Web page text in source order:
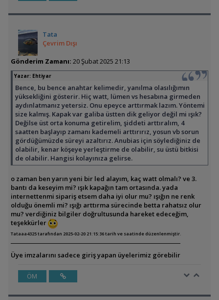
Tata
Çevrim Dışı
Gönderim Zamanı: 20 Şubat 2025 21:13
Yazar: Ehtiyar
Bence, bu bence anahtar kelimedir, yanılma olasılığımın
yüksekliğini gösterir. Hiç watt, lümen vs hesabına girmeden
aydınlatmanız yetersiz. Onu epeyce arttırmak lazım. Yöntemi
size kalmış. Kapak var galiba üstten dik geliyor değil mi ışık?
Değilse üst orta konuma getirelim, şiddeti arttıralım, 4
saatten başlayıp zamanı kademeli arttırırız, yosun vb sorun
gördüğümüzde süreyi azaltırız. Anubias için söylediğiniz de
olabilir, kenar köşeye yerleştirme de olabilir, su üstü bitkisi
de olabilir. Hangisi kolayınıza gelirse.
o zaman ben yarın yeni bir led alayım, kaç watt olmalı? ve 3.
bantı da keseyim mi? ışık kapağın tam ortasında. yada
internettenmi sipariş etsem daha iyi olur mu? ışığın ne renk
olduğu önemli mi? ışığı arttırma sürecinde betta rahatsız olur
mu? verdiğiniz bilgiler doğrultusunda hareket edeceğim,
teşekkürler
Tataaa4325 tarafından 2025-02-20 21:15:36 tarih ve saatinde düzenlenmiştir.
Üye imzalarını sadece giriş yapan üyelerimiz görebilir
ÖM